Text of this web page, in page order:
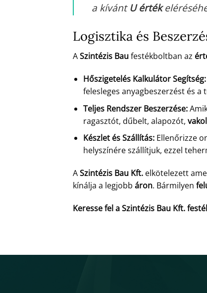
a kívántU érték
Logisztika és
ASzintézis Baufestékboltban az
Hőszigetelés Kalkulátor Segítség:
felesleges anyagbeszerzést és a
Teljes Rendszer Beszerzése:
ragasztót, dűbelt, alapozót,
Készlet és Szállítás:Ellenőrizze
helyszínére szállítjuk, ezzel
ASzintézis Bau Kft. elkötelezett
kínálja a legjobb áron. Bármilyen
Keresse fel a Szintézis Bau Kft.